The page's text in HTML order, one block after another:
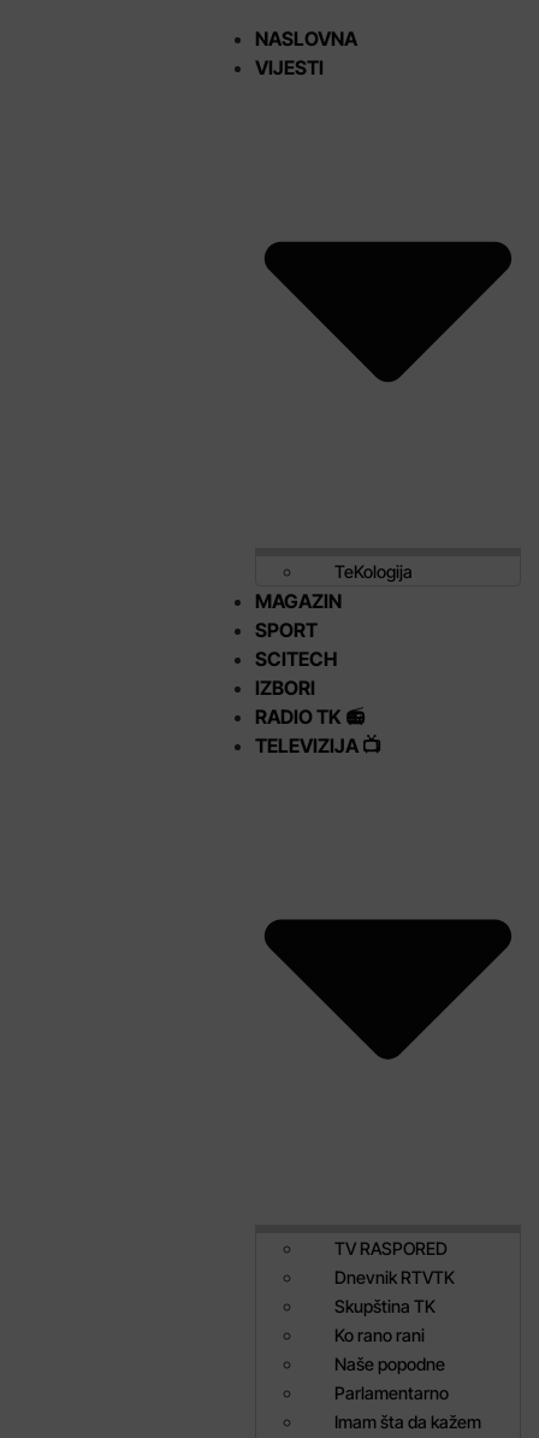
NASLOVNA
VIJESTI
TeKologija
MAGAZIN
SPORT
SCITECH
IZBORI
RADIO TK 📻
TELEVIZIJA 📺
TV RASPORED
Dnevnik RTVTK
Skupština TK
Ko rano rani
Naše popodne
Parlamentarno
Imam šta da kažem